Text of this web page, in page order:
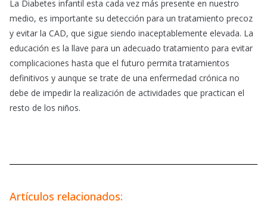
La Diabetes infantil esta cada vez más presente en nuestro
medio, es importante su detección para un tratamiento precoz
y evitar la CAD, que sigue siendo inaceptablemente elevada. La
educación es la llave para un adecuado tratamiento para evitar
complicaciones hasta que el futuro permita tratamientos
definitivos y aunque se trate de una enfermedad crónica no
debe de impedir la realización de actividades que practican el
resto de los niños.
Artículos relacionados: